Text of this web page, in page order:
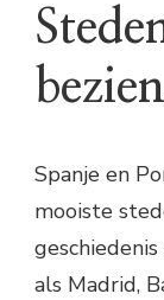
Spanje en
mooiste
als Madrid,